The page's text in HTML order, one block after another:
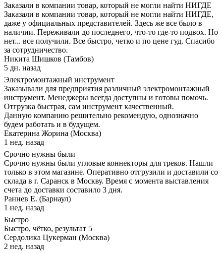
Заказали в компании товар, который не могли найти НИГДЕ
Заказали в компании товар, который не могли найти НИГДЕ,
даже у официальных представителей. Здесь же все было в
наличии. Переживали до последнего, что-то где-то подвох. Но
нет... все получили. Все быстро, четко и по цене гуд. Спасибо
за сотрудничество.
Никита Шишков (Тамбов)
5 дн. назад
Электромонтажный инструмент
Заказывали для предприятия различный электромонтажный
инструмент. Менеджеры всегда доступны и готовы помочь.
Отгрузка быстрая, сам инструмент качественный.
Данную компанию решительно рекомендую, однозначно
будем работать и в будущем.
Екатерина Жорина (Москва)
1 нед. назад
Срочно нужны были
Срочно нужны были угловые коннекторы для треков. Нашли
только в этом магазине. Оперативно отгрузили и доставили со
склада в г. Саранск в Москву. Время с момента выставления
счета до доставки составило 3 дня.
Раннев Е. (Барнаул)
1 нед. назад
Быстро
Быстро, чётко, результат 5
Сердолика Цукерман (Москва)
2 нед. назад